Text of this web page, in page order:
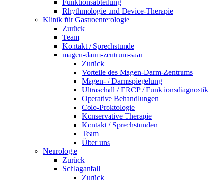
Funktionsabteilung
Rhythmologie und Device-Therapie
Klinik für Gastroenterologie
Zurück
Team
Kontakt / Sprechstunde
magen-darm-zentrum-saar
Zurück
Vorteile des Magen-Darm-Zentrums
Magen- / Darmspiegelung
Ultraschall / ERCP / Funktionsdiagnostik
Operative Behandlungen
Colo-Proktologie
Konservative Therapie
Kontakt / Sprechstunden
Team
Über uns
Neurologie
Zurück
Schlaganfall
Zurück